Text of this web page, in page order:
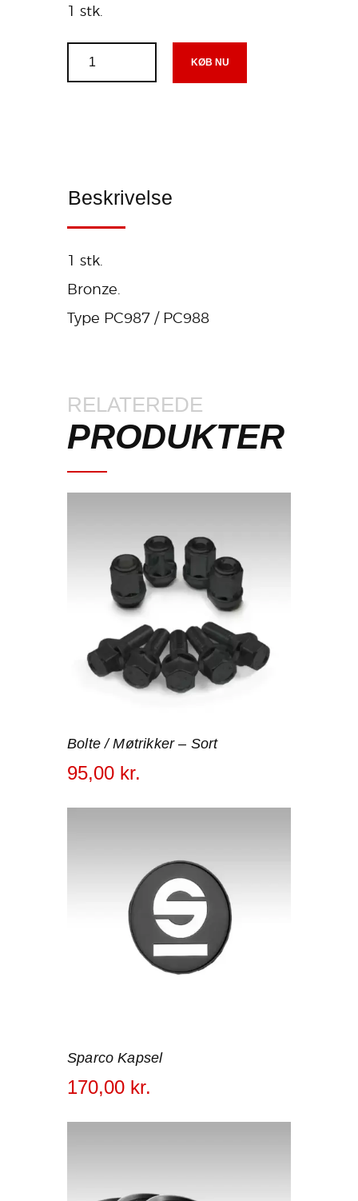
1 stk.
KØB NU
Beskrivelse
1 stk.
Bronze.
Type PC987 / PC988
RELATEREDE
PRODUKTER
Bolte / Møtrikker – Sort
95,00 kr.
Sparco Kapsel
170,00 kr.